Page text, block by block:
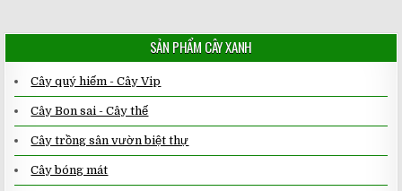
SẢN PHẨM CÂY XANH
Cây quý hiếm - Cây Vip
Cây Bon sai - Cây thế
Cây trồng sân vườn biệt thự
Cây bóng mát